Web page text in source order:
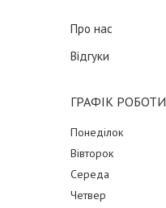
Про нас
Відгуки
ГРАФІК РОБОТИ
Понеділок
Вівторок
Середа
Четвер